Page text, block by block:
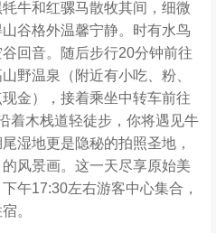
在不确定性，如因堵车导致
景点取消，无任何退费，请
发时间为06:30，参考之前节
游玩，无行程影响，但交通